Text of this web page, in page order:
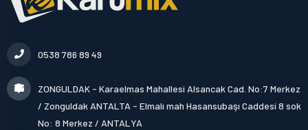
0538 786 89 49
ZONGULDAK - Karaelmas Mahallesi Alsancak Cad. No:7 Merkez
/ Zonguldak ANTALTA - Elmalı mah Hasansubaşı Caddesi 8 sok
No: 8 Merkez / ANTALYA